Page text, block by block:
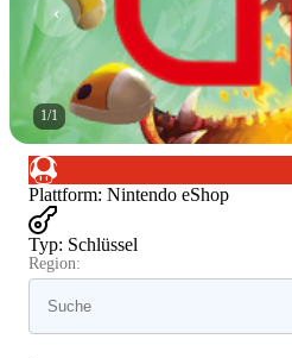
1/1
Plattform: Nintendo eShop
Typ: Schlüssel
Region: